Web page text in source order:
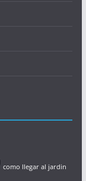
como llegar al jardin